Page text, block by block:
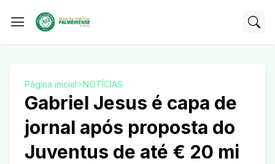
Página inicial NOTÍCIAS
Gabriel Jesus é capa de
jornal após proposta do
Juventus de até € 20 mi